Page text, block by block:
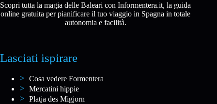
Scopri tutta la magia delle Baleari con Informentera.it, la guida
online gratuita per pianificare il tuo viaggio in Spagna in totale
autonomia e facilità.
Lasciati ispirare
Cosa vedere Formentera
Mercatini hippie
Platja des Migjorn